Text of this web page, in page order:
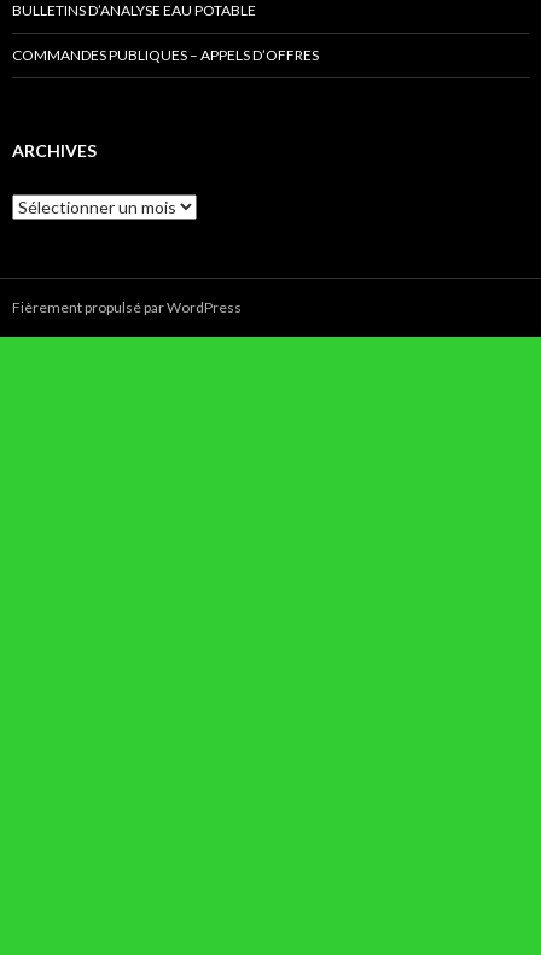
BULLETINS D’ANALYSE EAU POTABLE
COMMANDES PUBLIQUES – APPELS D’OFFRES
ARCHIVES
Archives
Fièrement propulsé par WordPress